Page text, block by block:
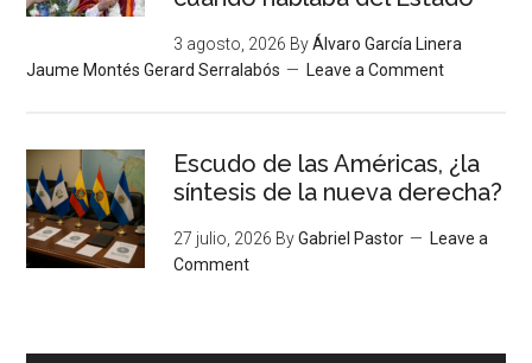
3 agosto, 2026 ByÁlvaro García Linera
Jaume Montés Gerard Serralabós
Leave a Comment
Escudo de las Américas, ¿la
síntesis de la nueva derecha?
27 julio, 2026 ByGabriel Pastor
Leave a
Comment